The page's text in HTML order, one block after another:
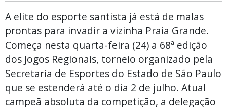
A elite do esporte santista já está de malas
prontas para invadir a vizinha Praia Grande.
Começa nesta quarta-feira (24) a 68ª edição
dos Jogos Regionais, torneio organizado pela
Secretaria de Esportes do Estado de São Paulo
que se estenderá até o dia 2 de julho. Atual
campeã absoluta da competição, a delegação